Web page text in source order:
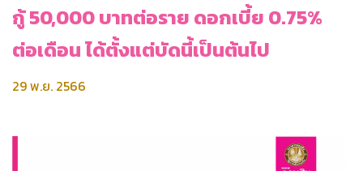
กู้ 50,000 บาทต่อราย ดอกเบี้ย 0.75%
ต่อเดือน ได้ตั้งแต่บัดนี้เป็นต้นไป
29 พ.ย. 2566